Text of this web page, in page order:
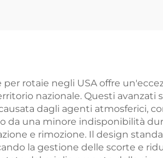
per rotaie negli USA offre
nazionale. Questi avanzati
causata dagli agenti atmosferici,
da una minore indisponibilità
e rimozione. Il design
la gestione delle scorte e